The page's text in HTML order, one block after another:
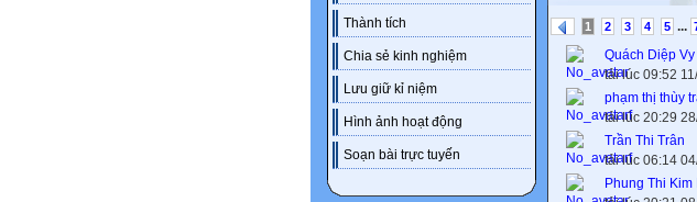
Thành tích
Chia sẻ kinh nghiệm
Lưu giữ kỉ niệm
Hình ảnh hoạt động
Soạn bài trực tuyến
1 2 3 4 5 ...
Quách Diệp Vy
tải lúc 09:52
phạm thị thùy
tải lúc 20:29
Trần Thi Trân
tải lúc 06:14
Phung Thi Kim